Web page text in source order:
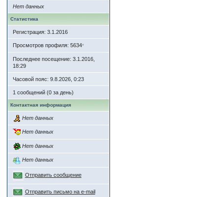
Нет данных
Статистика
Регистрация: 3.1.2016
Просмотров профиля: 5634*
Последнее посещение: 3.1.2016,
18:29
Часовой пояс: 9.8.2026, 0:23
1 сообщений (0 за день)
Контактная информация
Нет данных
Нет данных
Нет данных
Нет данных
Отправить сообщение
Отправить письмо на e-mail